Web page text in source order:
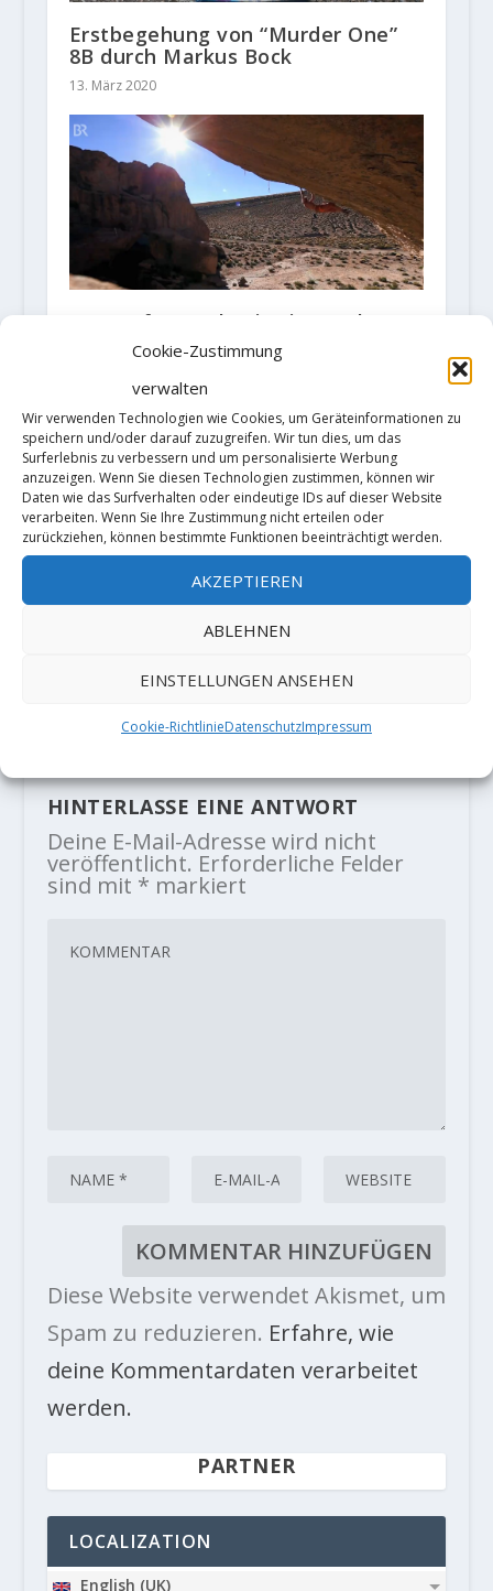
Cookie-Zustimmung
verwalten
Wir verwenden Technologien wie Cookies, um Geräteinformationen zu
speichern und/oder darauf zuzugreifen. Wir tun dies, um das
Surferlebnis zu verbessern und um personalisierte Werbung
anzuzeigen. Wenn Sie diesen Technologien zustimmen, können wir
Daten wie das Surfverhalten oder eindeutige IDs auf dieser Website
verarbeiten. Wenn Sie Ihre Zustimmung nicht erteilen oder
zurückziehen, können bestimmte Funktionen beeinträchtigt werden.
AKZEPTIEREN
ABLEHNEN
EINSTELLUNGEN ANSEHEN
Cookie-RichtlinieDatenschutzImpressum
Erstbegehung von “Murder One”
8B durch Markus Bock
13. März 2020
Bergauf-Bergab: Pirmin Bertle –
ein moderner Bergvagabund
HINTERLASSE EINE ANTWORT
Deine E-Mail-Adresse wird nicht
veröffentlicht. Erforderliche Felder
sind mit * markiert
Diese Website verwendet Akismet, um
Spam zu reduzieren. Erfahre, wie
deine Kommentardaten verarbeitet
werden.
PARTNER
LOCALIZATION
English (UK)